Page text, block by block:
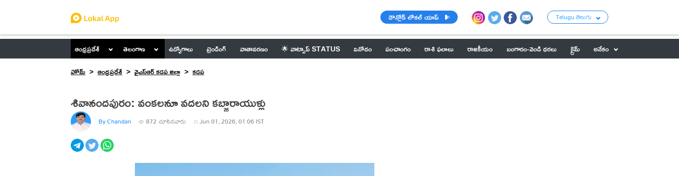
డౌన్లోడ్ లోకల్ యాప్ Telugu తెలుగు
ఆంధ్రప్రదేశ్ తెలంగాణ ఉద్యోగాలు ట్రెండింగ్ వాతావరణం 🌟 వాట్సాప్ STATUS వినోదం పంచాంగం రాశి ఫలాలు రాజకీయం బంగారం-వెండి ధరలు క్రైమ్
అనేకం
హోమ్
ఆంధ్రప్రదేశ్ వైఎస్ఆర్ కడప జిల్లా కడప
శివానందపురం: వంకలనూ వదలని కబ్జారాయుళ్లు
By Chandan 872 చూసినవారు Jun 01, 2026, 01:06 IST